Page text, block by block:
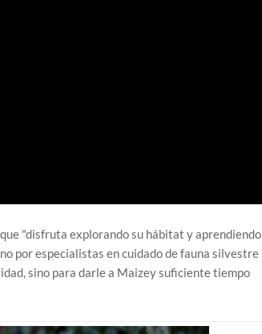
"disfruta explorando su hábitat y aprendiendo
por especialistas en cuidado de fauna silvestre
sino para darle a Maizey suficiente tiempo